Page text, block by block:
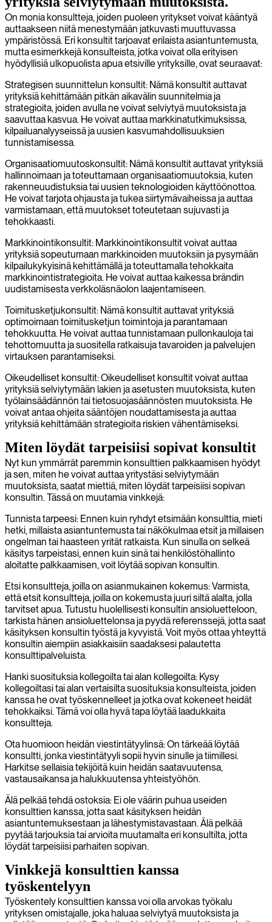
On monia konsultteja, joiden puoleen yritykset voivat kääntyä
auttaakseen niitä menestymään jatkuvasti muuttuvassa
ympäristössä. Eri konsultit tarjoavat erilaista asiantuntemusta,
mutta esimerkkejä konsulteista, jotka voivat olla erityisen
hyödyllisiä ulkopuolista apua etsiville yrityksille, ovat seuraavat:
Strategisen suunnittelun konsultit: Nämä konsultit auttavat
yrityksiä kehittämään pitkän aikavälin suunnitelmia ja
strategioita, joiden avulla ne voivat selviytyä muutoksista ja
saavuttaa kasvua. He voivat auttaa markkinatutkimuksissa,
kilpailuanalyyseissä ja uusien kasvumahdollisuuksien
tunnistamisessa.
Organisaatiomuutoskonsultit: Nämä konsultit auttavat yrityksiä
hallinnoimaan ja toteuttamaan organisaatiomuutoksia, kuten
rakenneuudistuksia tai uusien teknologioiden käyttöönottoa.
He voivat tarjota ohjausta ja tukea siirtymävaiheissa ja auttaa
varmistamaan, että muutokset toteutetaan sujuvasti ja
tehokkaasti.
Markkinointikonsultit: Markkinointikonsultit voivat auttaa
yrityksiä sopeutumaan markkinoiden muutoksiin ja pysymään
kilpailukykyisinä kehittämällä ja toteuttamalla tehokkaita
markkinointistrategioita. He voivat auttaa kaikessa brändin
uudistamisesta verkkoläsnäolon laajentamiseen.
Toimitusketjukonsultit: Nämä konsultit auttavat yrityksiä
optimoimaan toimitusketjun toimintoja ja parantamaan
tehokkuutta. He voivat auttaa tunnistamaan pullonkauloja tai
tehottomuutta ja suositella ratkaisuja tavaroiden ja palvelujen
virtauksen parantamiseksi.
Oikeudelliset konsultit: Oikeudelliset konsultit voivat auttaa
yrityksiä selviytymään lakien ja asetusten muutoksista, kuten
työlainsäädännön tai tietosuojasäännösten muutoksista. He
voivat antaa ohjeita sääntöjen noudattamisesta ja auttaa
yrityksiä kehittämään strategioita riskien vähentämiseksi.
Miten löydät tarpeisiisi sopivat konsultit
Nyt kun ymmärrät paremmin konsulttien palkkaamisen hyödyt
ja sen, miten he voivat auttaa yritystäsi selviytymään
muutoksista, saatat miettiä, miten löydät tarpeisiisi sopivan
konsultin. Tässä on muutamia vinkkejä:
Tunnista tarpeesi: Ennen kuin ryhdyt etsimään konsulttia, mieti
hetki, millaista asiantuntemusta tai näkökulmaa etsit ja millaisen
ongelman tai haasteen yrität ratkaista. Kun sinulla on selkeä
käsitys tarpeistasi, ennen kuin sinä tai henkilöstöhallinto
aloitatte palkkaamisen, voit löytää sopivan konsultin.
Etsi konsultteja, joilla on asianmukainen kokemus: Varmista,
että etsit konsultteja, joilla on kokemusta juuri siltä alalta, jolla
tarvitset apua. Tutustu huolellisesti konsultin ansioluetteloon,
tarkista hänen ansioluettelonsa ja pyydä referenssejä, jotta saat
käsityksen konsultin työstä ja kyvyistä. Voit myös ottaa yhteyttä
konsultin aiempiin asiakkaisiin saadaksesi palautetta
konsulttipalveluista.
Hanki suosituksia kollegoilta tai alan kollegoilta: Kysy
kollegoiltasi tai alan vertaisilta suosituksia konsulteista, joiden
kanssa he ovat työskennelleet ja jotka ovat kokeneet heidät
tehokkaiksi. Tämä voi olla hyvä tapa löytää laadukkaita
konsultteja.
Ota huomioon heidän viestintätyylinsä: On tärkeää löytää
konsultti, jonka viestintätyyli sopii hyvin sinulle ja tiimillesi.
Harkitse sellaisia tekijöitä kuin heidän saatavuutensa,
vastausaikansa ja halukkuutensa yhteistyöhön.
Älä pelkää tehdä ostoksia: Ei ole väärin puhua useiden
konsulttien kanssa, jotta saat käsityksen heidän
asiantuntemuksestaan ja lähestymistavastaan. Älä pelkää
pyytää tarjouksia tai arvioita muutamalta eri konsultilta, jotta
löydät tarpeisiisi parhaiten sopivan.
Vinkkejä konsulttien kanssa
työskentelyyn
Työskentely konsulttien kanssa voi olla arvokas työkalu
yrityksen omistajalle, joka haluaa selviytyä muutoksista ja